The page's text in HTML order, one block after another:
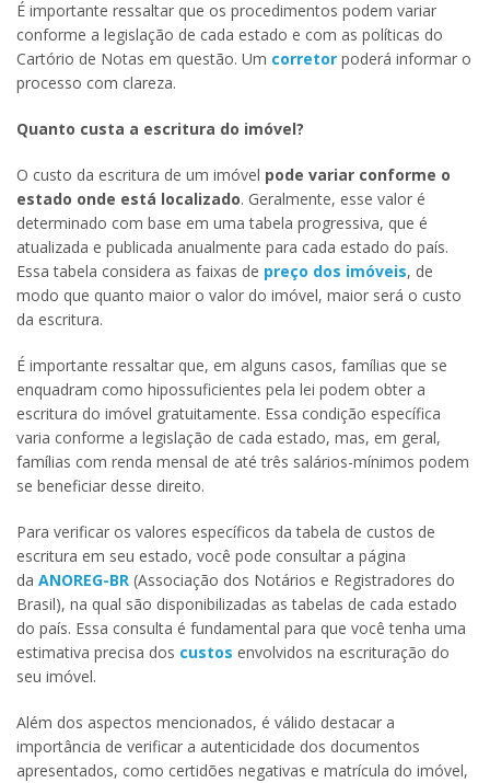
É importante ressaltar que os procedimentos podem variar
conforme a legislação de cada estado e com as políticas do
Cartório de Notas em questão. Um corretor poderá informar o
processo com clareza.
Quanto custa a escritura do imóvel?
O custo da escritura de um imóvel pode variar conforme o
estado onde está localizado. Geralmente, esse valor é
determinado com base em uma tabela progressiva, que é
atualizada e publicada anualmente para cada estado do país.
Essa tabela considera as faixas de preço dos imóveis, de
modo que quanto maior o valor do imóvel, maior será o custo
da escritura.
É importante ressaltar que, em alguns casos, famílias que se
enquadram como hipossuficientes pela lei podem obter a
escritura do imóvel gratuitamente. Essa condição específica
varia conforme a legislação de cada estado, mas, em geral,
famílias com renda mensal de até três salários-mínimos podem
se beneficiar desse direito.
Para verificar os valores específicos da tabela de custos de
escritura em seu estado, você pode consultar a página
da ANOREG-BR (Associação dos Notários e Registradores do
Brasil), na qual são disponibilizadas as tabelas de cada estado
do país. Essa consulta é fundamental para que você tenha uma
estimativa precisa dos custos envolvidos na escrituração do
seu imóvel.
Além dos aspectos mencionados, é válido destacar a
importância de verificar a autenticidade dos documentos
apresentados, como certidões negativas e matrícula do imóvel,